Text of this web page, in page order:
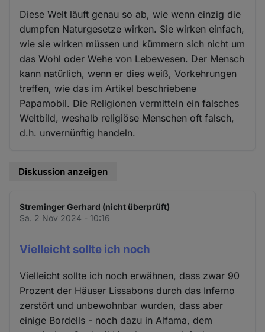
Diese Welt läuft genau so ab, wie wenn einzig die
dumpfen Naturgesetze wirken. Sie wirken einfach,
wie sie wirken müssen und kümmern sich nicht um
das Wohl oder Wehe von Lebewesen. Der Mensch
kann natürlich, wenn er dies weiß, Vorkehrungen
treffen, wie das im Artikel beschriebene
Papamobil. Die Religionen vermitteln ein falsches
Weltbild, weshalb religiöse Menschen oft falsch,
d.h. unvernünftig handeln.
Diskussion anzeigen
Streminger Gerhard (nicht überprüft)
Sa. 2 Nov 2024 - 10:16
Vielleicht sollte ich noch
Vielleicht sollte ich noch erwähnen, dass zwar 90
Prozent der Häuser Lissabons durch das Inferno
zerstört und unbewohnbar wurden, dass aber
einige Bordells - noch dazu in Alfama, dem